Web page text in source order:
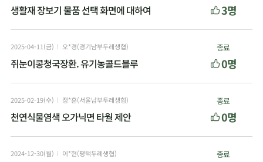
생활재 장보기 물품 선택 화면에 대하여 3명
2025-04-11(금) 오*경(경기남부두레생협)
쥐눈이콩청국장환. 유기농콜드블루
종료
0명
2025-02-19(수) 정*훈(서울남부두레생협)
천연식물염색 오가닉면 타월 제안
종료
0명
2024-12-30(월) 이*현(평택두레생협) 종료